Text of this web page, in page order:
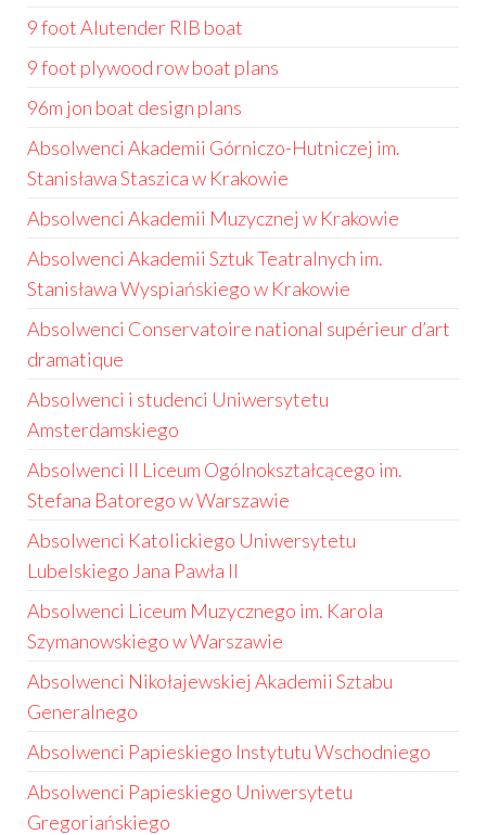
9 foot Alutender RIB boat
9 foot plywood row boat plans
96m jon boat design plans
Absolwenci Akademii Górniczo-Hutniczej im.
Stanisława Staszica w Krakowie
Absolwenci Akademii Muzycznej w Krakowie
Absolwenci Akademii Sztuk Teatralnych im.
Stanisława Wyspiańskiego w Krakowie
Absolwenci Conservatoire national supérieur d’art
dramatique
Absolwenci i studenci Uniwersytetu
Amsterdamskiego
Absolwenci II Liceum Ogólnokształcącego im.
Stefana Batorego w Warszawie
Absolwenci Katolickiego Uniwersytetu
Lubelskiego Jana Pawła II
Absolwenci Liceum Muzycznego im. Karola
Szymanowskiego w Warszawie
Absolwenci Nikołajewskiej Akademii Sztabu
Generalnego
Absolwenci Papieskiego Instytutu Wschodniego
Absolwenci Papieskiego Uniwersytetu
Gregoriańskiego